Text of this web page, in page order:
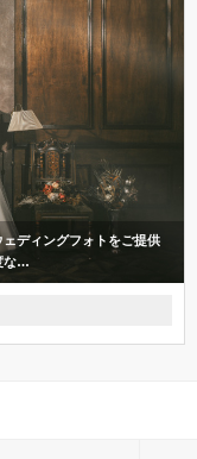
ディングフォトをご提供
な…